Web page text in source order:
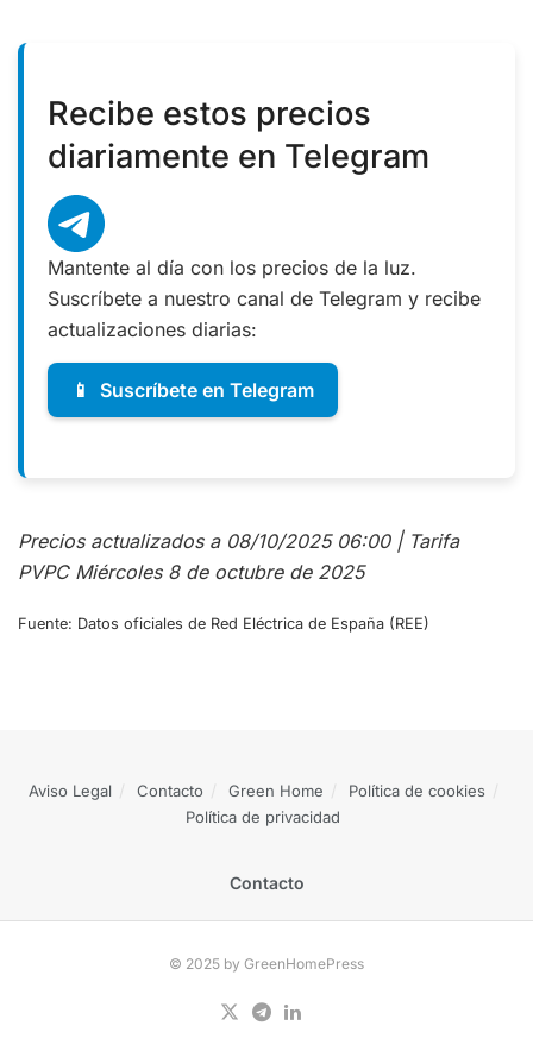
Recibe estos precios
diariamente en Telegram
Mantente al día con los precios de la luz.
Suscríbete a nuestro canal de Telegram y recibe
actualizaciones diarias:
📱 Suscríbete en Telegram
Precios actualizados a 08/10/2025 06:00 | Tarifa
PVPC Miércoles 8 de octubre de 2025
Fuente: Datos oficiales de Red Eléctrica de España (REE)
Aviso Legal Contacto Green Home
Política de cookies
Política de privacidad
Contacto
© 2025 by GreenHomePress